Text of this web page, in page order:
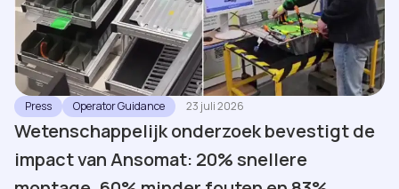
Press Operator Guidance 23 juli 2026
Wetenschappelijk onderzoek bevestigt de
impact van Ansomat: 20% snellere